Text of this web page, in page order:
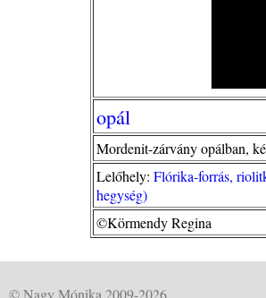
opál
Mordenit-zárvány opálban,
Lelőhely: Flórika-forrás,
hegység)
©Körmendy Regina
© Nagy Mónika 2009-2026